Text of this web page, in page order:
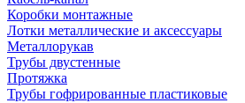
Коробки монтажные
Лотки металлические и аксессуары
Металлорукав
Трубы двустенные
Протяжка
Трубы гофрированные пластиковые